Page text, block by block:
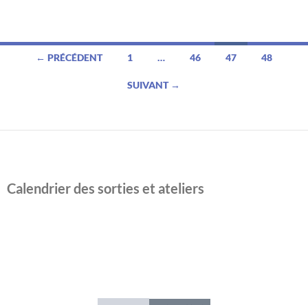
Navigation
← PRÉCÉDENT 1 … 46 47 48
SUIVANT →
Calendrier des sorties et ateliers